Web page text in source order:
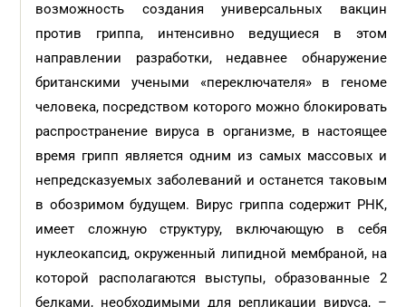
возможность создания универсальных вакцин
против гриппа, интенсивно ведущиеся в этом
направлении разработки, недавнее обнаружение
британскими учеными «переключателя» в геноме
человека, посредством которого можно блокировать
распространение вируса в организме, в настоящее
время грипп является одним из самых массовых и
непредсказуемых заболеваний и останется таковым
в обозримом будущем. Вирус гриппа содержит РНК,
имеет сложную структуру, включающую в себя
нуклеокапсид, окруженный липидной мембраной, на
которой располагаются выступы, образованные 2
белками, необходимыми для репликации вируса, –